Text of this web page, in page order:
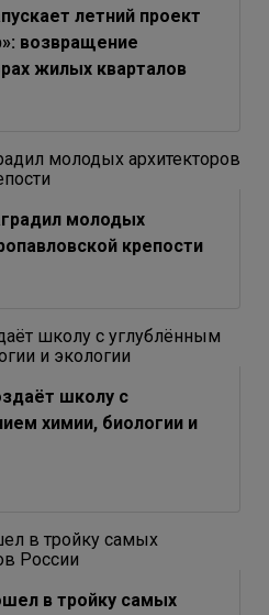
летний проект
возвращение
жилых кварталов
молодых
крепости
школу с
химии, биологии и
в тройку самых